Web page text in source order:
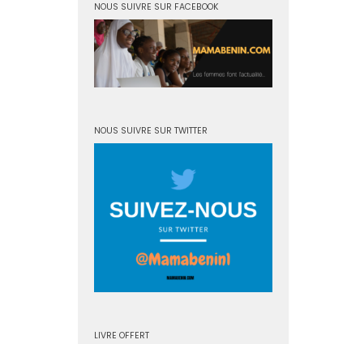
NOUS SUIVRE SUR FACEBOOK
NOUS SUIVRE SUR TWITTER
LIVRE OFFERT